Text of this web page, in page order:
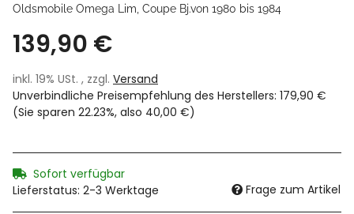
Oldsmobile Omega Lim, Coupe Bj.von 1980 bis 1984
139,90 €
inkl. 19% USt. , zzgl. Versand
Unverbindliche Preisempfehlung des Herstellers: 179,90 €
(Sie sparen 22.23%, also 40,00 €)
Sofort verfügbar
Lieferstatus: 2-3 Werktage
Frage zum Artikel